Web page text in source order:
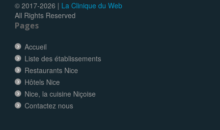
© 2017-2026 | La Clinique du Web
All Rights Reserved
Pages
Accueil
Liste des établissements
Restaurants Nice
Hôtels Nice
Nice, la cuisine Niçoise
Contactez nous